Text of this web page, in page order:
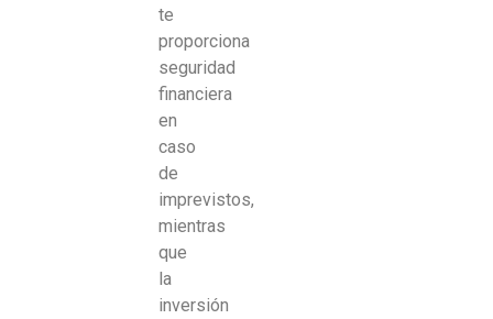
te
proporciona
seguridad
financiera
en
caso
de
imprevistos,
mientras
que
la
inversión